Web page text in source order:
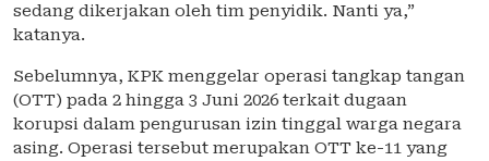
sedang dikerjakan oleh tim penyidik. Nanti ya,”
katanya.
Sebelumnya, KPK menggelar operasi tangkap tangan
(OTT) pada 2 hingga 3 Juni 2026 terkait dugaan
korupsi dalam pengurusan izin tinggal warga negara
asing. Operasi tersebut merupakan OTT ke-11 yang